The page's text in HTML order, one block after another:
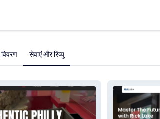
विवरण सेवाएं और रिव्यु